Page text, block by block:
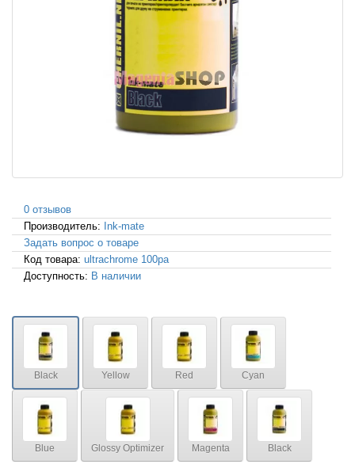
0 отзывов
Производитель: Ink-mate
Задать вопрос о товаре
Код товара: ultrachrome 100pa
Доступность: В наличии
Black Yellow Red Cyan
Blue Glossy Optimizer Magenta Black